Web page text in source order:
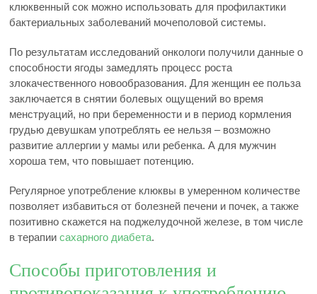
клюквенный сок можно использовать для профилактики
бактериальных заболеваний мочеполовой системы.
По результатам исследований онкологи получили данные о
способности ягоды замедлять процесс роста
злокачественного новообразования. Для женщин ее польза
заключается в снятии болевых ощущений во время
менструаций, но при беременности и в период кормления
грудью девушкам употреблять ее нельзя – возможно
развитие аллергии у мамы или ребенка. А для мужчин
хороша тем, что повышает потенцию.
Регулярное употребление клюквы в умеренном количестве
позволяет избавиться от болезней печени и почек, а также
позитивно скажется на поджелудочной железе, в том числе
в терапиисахарного диабета.
Способы приготовления и